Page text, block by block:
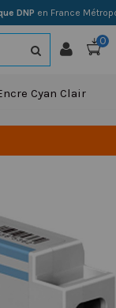
DNP en France
0
Cyan Clair